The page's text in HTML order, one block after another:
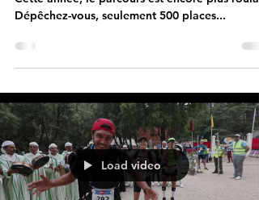
Inscrivez-vous et battez votre record sur 10 km.
Dépêchez-vous, seulement 500 places...